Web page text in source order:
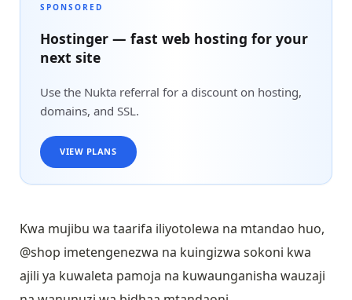
SPONSORED
Hostinger — fast web hosting for your
next site
Use the Nukta referral for a discount on hosting,
domains, and SSL.
VIEW PLANS
Kwa mujibu wa taarifa iliyotolewa na mtandao huo,
@shop imetengenezwa na kuingizwa sokoni kwa
ajili ya kuwaleta pamoja na kuwaunganisha wauzaji